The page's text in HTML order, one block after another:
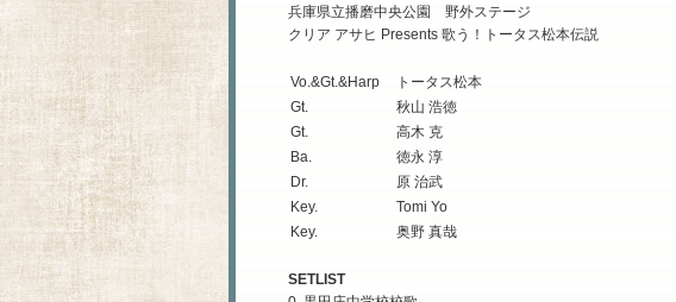
兵庫県立播磨中央公園 野外ステージ
クリア アサヒ Presents 歌う！トータス松本伝説
Vo.&Gt.&Harp
トータス松本
Gt.
秋山 浩徳
Gt.
高木 克
Ba.
徳永 淳
Dr.
原 治武
Key.
Tomi Yo
Key.
奥野 真哉
SETLIST